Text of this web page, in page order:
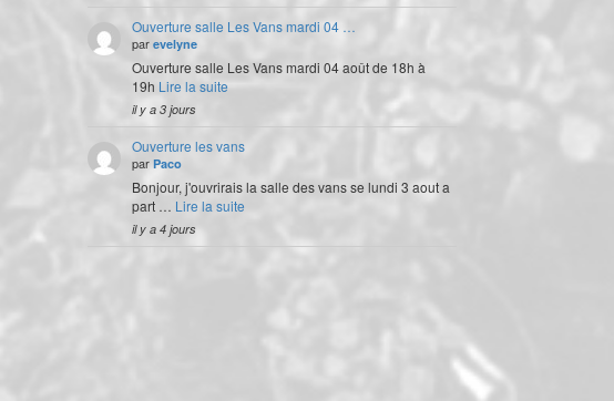
Ouverture salle Les Vans mardi 04 …
par evelyne
Ouverture salle Les Vans mardi 04 août de 18h à
19h Lire la suite
il y a 3 jours
Ouverture les vans
par Paco
Bonjour, j'ouvrirais la salle des vans se lundi 3 aout a
part … Lire la suite
il y a 4 jours